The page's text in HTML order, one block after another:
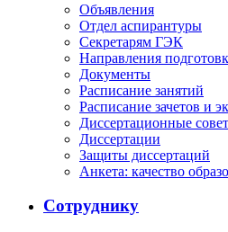
Объявления
Отдел аспирантуры
Секретарям ГЭК
Направления
Документы
Расписание занятий
Расписание зачетов и
Диссертационные
Диссертации
Защиты диссертаций
Анкета: качество
Сотруднику